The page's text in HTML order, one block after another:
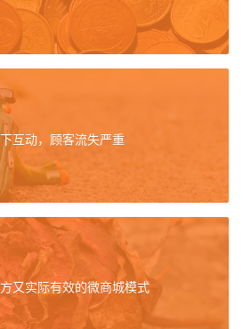
互动，顾客流失严重
又实际有效的微商城模式